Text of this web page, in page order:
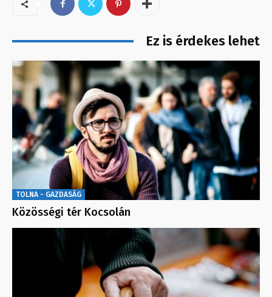
Ez is érdekes lehet
TOLNA - GAZDASÁG
Közösségi tér Kocsolán